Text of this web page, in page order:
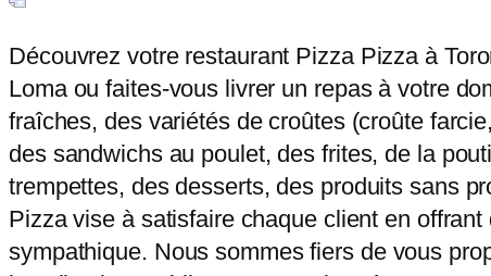
Découvrez votre restaurant Pizza Pizza à
Loma ou faites-vous livrer un repas à votre
fraîches, des variétés de croûtes (croûte
des sandwichs au poulet, des frites, de la
trempettes, des desserts, des produits sans
Pizza vise à satisfaire chaque client en
sympathique. Nous sommes fiers de vous